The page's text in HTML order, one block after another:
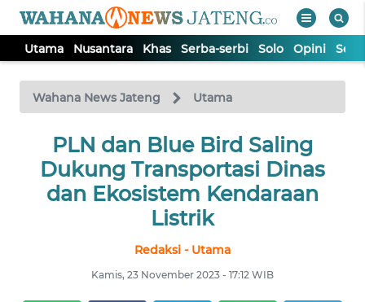
Utama Nusantara Khas Serba-serbi Solo Opini
Wahana News Jateng Utama
PLN dan Blue Bird Saling
Dukung Transportasi Dinas
dan Ekosistem Kendaraan
Listrik
Redaksi - Utama
Kamis, 23 November 2023 - 17:12 WIB
TV
Tutup
UTAMA
NUSANTARA
SERBI